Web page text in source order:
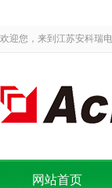
欢迎您，来到江苏安科瑞
网站首页